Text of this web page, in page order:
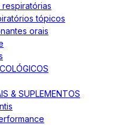
tópicos
orais
& SUPLEMENTOS